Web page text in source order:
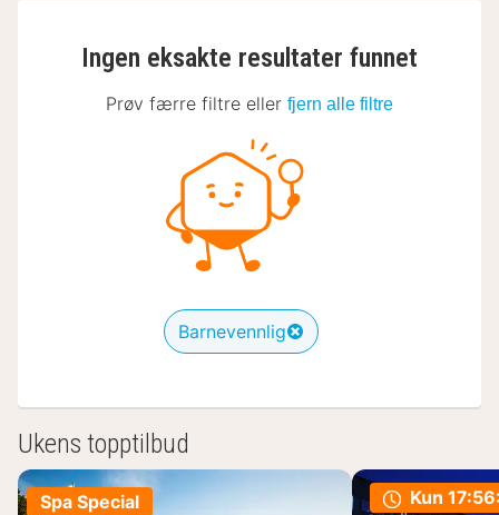
Ingen eksakte resultater funnet
Prøv færre filtre eller fjern alle filtre
Barnevennlig
Ukens topptilbud
Spa Special Kun